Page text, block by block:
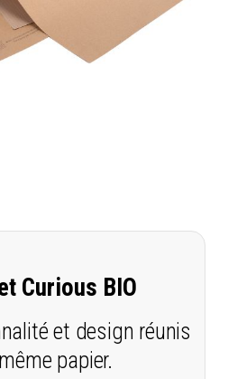
Curious BIO
et design réunis
papier.